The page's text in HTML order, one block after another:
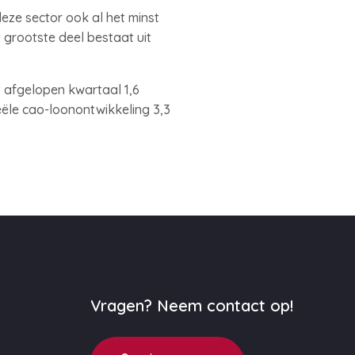
sector ook al het minst
grootste deel bestaat uit
kwartaal 1,6
cao-loonontwikkeling 3,3
Vragen? Neem contact op!